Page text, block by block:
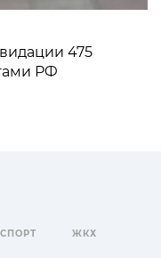
475
РФ
СПОРТ ЖКХ